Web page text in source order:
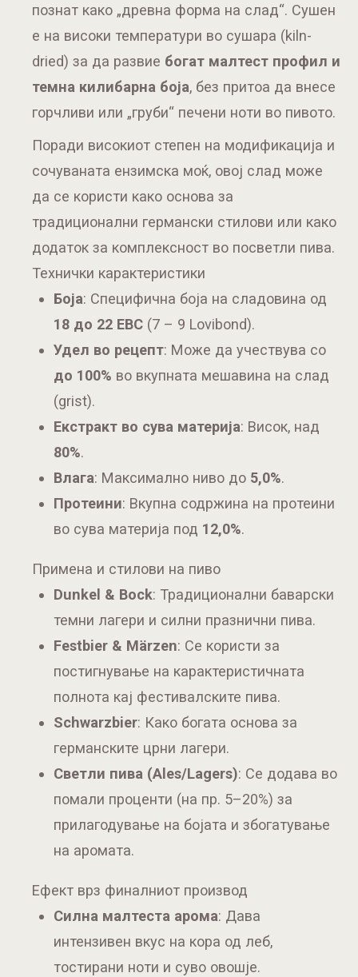
познат како „древна форма на слад“. Сушен
е на високи температури во сушара (kiln-
dried) за да развие богат малтест профил и
темна килибарна боја, без притоа да внесе
горчливи или „груби“ печени ноти во пивото.
Поради високиот степен на модификација и
сочуваната ензимска моќ, овој слад може
да се користи како основа за
традиционални германски стилови или како
додаток за комплексност во посветли пива.
Технички карактеристики
Боја: Специфична боја на сладовина од
18 до 22 EBC (7 – 9 Lovibond).
Удел во рецепт: Може да учествува со
до 100% во вкупната мешавина на слад
(grist).
Екстракт во сува материја: Висок, над
80%.
Влага: Максимално ниво до 5,0%.
Протеини: Вкупна содржина на протеини
во сува материја под 12,0%.
Примена и стилови на пиво
Dunkel & Bock: Традиционални баварски
темни лагери и силни празнични пива.
Festbier & Märzen: Се користи за
постигнување на карактеристичната
полнота кај фестивалските пива.
Schwarzbier: Како богата основа за
германските црни лагери.
Светли пива (Ales/Lagers): Се додава во
помали проценти (на пр. 5–20%) за
прилагодување на бојата и збогатување
на аромата.
Ефект врз финалниот производ
Силна малтеста арома: Дава
интензивен вкус на кора од леб,
тостирани ноти и суво овошје.